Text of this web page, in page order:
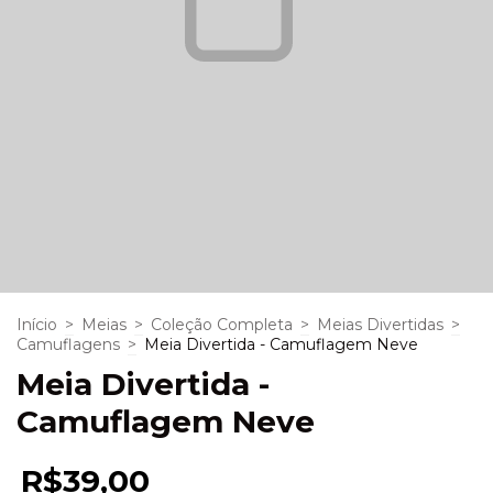
Início > Meias > Coleção Completa > Meias Divertidas >
Camuflagens > Meia Divertida - Camuflagem Neve
Meia Divertida -
Camuflagem Neve
R$39,00